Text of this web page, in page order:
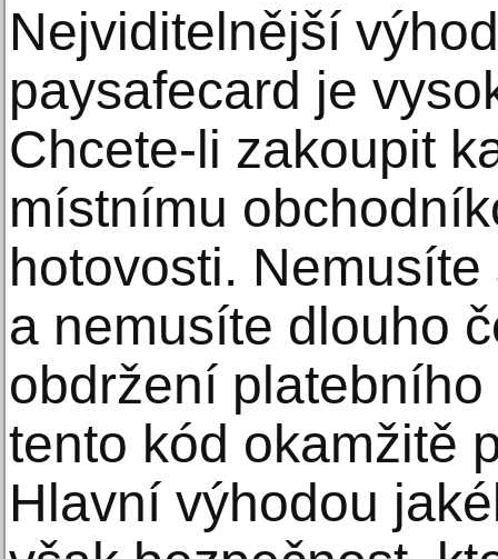
Nejviditelnější
paysafecard je
Chcete-li zakoupit
místnímu
hotovosti.
a nemusíte dlouho
obdržení
tento kód okamžitě
Hlavní výhodou